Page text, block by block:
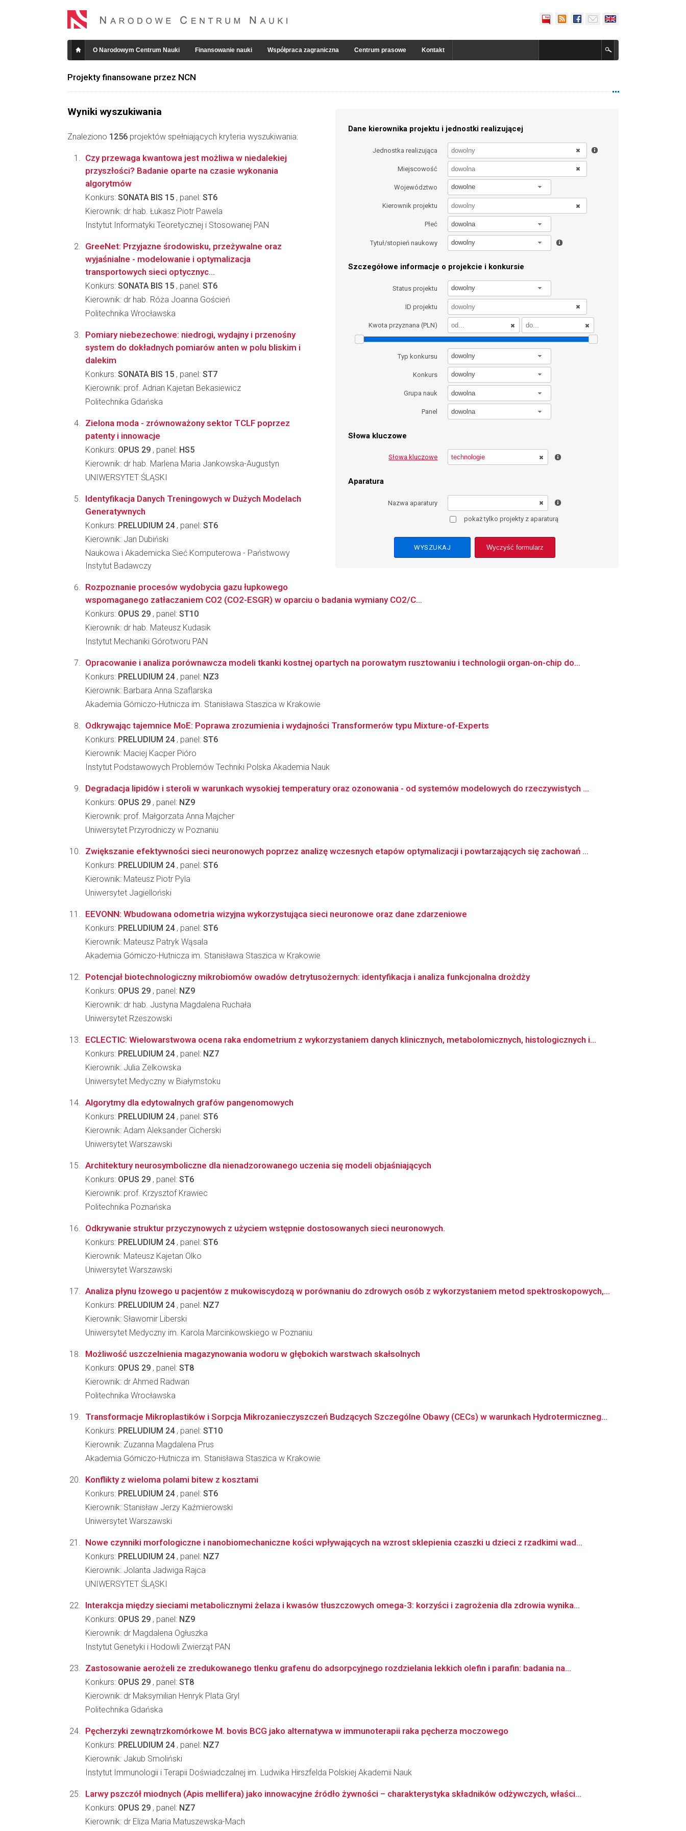
O Narodowym Centrum Nauki Finansowanie nauki Współpraca zagraniczna Centrum prasowe Kontakt
Projekty finansowane przez NCN
Wyniki wyszukiwania
Znaleziono 1256 projektów spełniających kryteria wyszukiwania:
Dane kierownika projektu i jednostki realizującej
Jednostka realizująca
Miejscowość
Województwo dowolne
Kierownik projektu
Płeć dowolna
Tytuł/stopień naukowy dowolny
Szczegółowe informacje o projekcie i konkursie
Status projektu dowolny
ID projektu
Kwota przyznana (PLN)
Typ konkursu dowolny
Konkurs dowolny
Grupa nauk dowolna
Panel dowolna
Słowa kluczowe
Słowa kluczowe
Aparatura
Nazwa aparatury
pokaż tylko projekty z aparaturą
Wyczyść formularz
Czy przewaga kwantowa jest możliwa w niedalekiej
przyszłości? Badanie oparte na czasie wykonania
algorytmów
Konkurs: SONATA BIS 15 , panel: ST6
Kierownik: dr hab. Łukasz Piotr Pawela
Instytut Informatyki Teoretycznej i Stosowanej PAN
GreeNet: Przyjazne środowisku, przeżywalne oraz
wyjaśnialne - modelowanie i optymalizacja
transportowych sieci optycznyc...
Konkurs: SONATA BIS 15 , panel: ST6
Kierownik: dr hab. Róża Joanna Goścień
Politechnika Wrocławska
Pomiary niebezechowe: niedrogi, wydajny i przenośny
system do dokładnych pomiarów anten w polu bliskim i
dalekim
Konkurs: SONATA BIS 15 , panel: ST7
Kierownik: prof. Adrian Kajetan Bekasiewicz
Politechnika Gdańska
Zielona moda - zrównoważony sektor TCLF poprzez
patenty i innowacje
Konkurs: OPUS 29 , panel: HS5
Kierownik: dr hab. Marlena Maria Jankowska-Augustyn
UNIWERSYTET ŚLĄSKI
Identyfikacja Danych Treningowych w Dużych Modelach
Generatywnych
Konkurs: PRELUDIUM 24, panel: ST6
Kierownik: Jan Dubiński
Naukowa i Akademicka Sieć Komputerowa - Państwowy
Instytut Badawczy
Rozpoznanie procesów wydobycia gazu łupkowego
wspomaganego zatłaczaniem CO2 (CO2-ESGR) w oparciu o badania wymiany CO2/C...
Konkurs: OPUS 29 , panel: ST10
Kierownik: dr hab. Mateusz Kudasik
Instytut Mechaniki Górotworu PAN
Opracowanie i analiza porównawcza modeli tkanki kostnej opartych na porowatym rusztowaniu i technologii organ-on-chip do...
Konkurs: PRELUDIUM 24, panel: NZ3
Kierownik: Barbara Anna Szaflarska
Akademia Górniczo-Hutnicza im. Stanisława Staszica w Krakowie
Odkrywając tajemnice MoE: Poprawa zrozumienia i wydajności Transformerów typu Mixture-of-Experts
Konkurs: PRELUDIUM 24, panel: ST6
Kierownik: Maciej Kacper Pióro
Instytut Podstawowych Problemów Techniki Polska Akademia Nauk
Degradacja lipidów i steroli w warunkach wysokiej temperatury oraz ozonowania - od systemów modelowych do rzeczywistych ...
Konkurs: OPUS 29 , panel: NZ9
Kierownik: prof. Małgorzata Anna Majcher
Uniwersytet Przyrodniczy w Poznaniu
Zwiększanie efektywności sieci neuronowych poprzez analizę wczesnych etapów optymalizacji i powtarzających się zachowań ...
Konkurs: PRELUDIUM 24, panel: ST6
Kierownik: Mateusz Piotr Pyla
Uniwersytet Jagielloński
EEVONN: Wbudowana odometria wizyjna wykorzystująca sieci neuronowe oraz dane zdarzeniowe
Konkurs: PRELUDIUM 24, panel: ST6
Kierownik: Mateusz Patryk Wąsala
Akademia Górniczo-Hutnicza im. Stanisława Staszica w Krakowie
Potencjał biotechnologiczny mikrobiomów owadów detrytusożernych: identyfikacja i analiza funkcjonalna drożdży
Konkurs: OPUS 29 , panel: NZ9
Kierownik: dr hab. Justyna Magdalena Ruchała
Uniwersytet Rzeszowski
ECLECTIC: Wielowarstwowa ocena raka endometrium z wykorzystaniem danych klinicznych, metabolomicznych, histologicznych i...
Konkurs: PRELUDIUM 24, panel: NZ7
Kierownik: Julia Zelkowska
Uniwersytet Medyczny w Białymstoku
Algorytmy dla edytowalnych grafów pangenomowych
Konkurs: PRELUDIUM 24, panel: ST6
Kierownik: Adam Aleksander Cicherski
Uniwersytet Warszawski
Architektury neurosymboliczne dla nienadzorowanego uczenia się modeli objaśniających
Konkurs: OPUS 29 , panel: ST6
Kierownik: prof. Krzysztof Krawiec
Politechnika Poznańska
Odkrywanie struktur przyczynowych z użyciem wstępnie dostosowanych sieci neuronowych.
Konkurs: PRELUDIUM 24, panel: ST6
Kierownik: Mateusz Kajetan Olko
Uniwersytet Warszawski
Analiza płynu łzowego u pacjentów z mukowiscydozą w porównaniu do zdrowych osób z wykorzystaniem metod spektroskopowych,...
Konkurs: PRELUDIUM 24, panel: NZ7
Kierownik: Sławomir Liberski
Uniwersytet Medyczny im. Karola Marcinkowskiego w Poznaniu
Możliwość uszczelnienia magazynowania wodoru w głębokich warstwach skałsolnych
Konkurs: OPUS 29 , panel: ST8
Kierownik: dr Ahmed Radwan
Politechnika Wrocławska
Transformacje Mikroplastików i Sorpcja Mikrozanieczyszczeń Budzących Szczególne Obawy (CECs) w warunkach Hydrotermiczneg...
Konkurs: PRELUDIUM 24, panel: ST10
Kierownik: Zuzanna Magdalena Prus
Akademia Górniczo-Hutnicza im. Stanisława Staszica w Krakowie
Konflikty z wieloma polami bitew z kosztami
Konkurs: PRELUDIUM 24, panel: ST6
Kierownik: Stanisław Jerzy Kaźmierowski
Uniwersytet Warszawski
Nowe czynniki morfologiczne i nanobiomechaniczne kości wpływających na wzrost sklepienia czaszki u dzieci z rzadkimi wad...
Konkurs: PRELUDIUM 24, panel: NZ7
Kierownik: Jolanta Jadwiga Rajca
UNIWERSYTET ŚLĄSKI
Interakcja między sieciami metabolicznymi żelaza i kwasów tłuszczowych omega-3: korzyści i zagrożenia dla zdrowia wynika...
Konkurs: OPUS 29 , panel: NZ9
Kierownik: dr Magdalena Ogłuszka
Instytut Genetyki i Hodowli Zwierząt PAN
Zastosowanie aerożeli ze zredukowanego tlenku grafenu do adsorpcyjnego rozdzielania lekkich olefin i parafin: badania na...
Konkurs: OPUS 29 , panel: ST8
Kierownik: dr Maksymilian Henryk Plata Gryl
Politechnika Gdańska
Pęcherzyki zewnątrzkomórkowe M. bovis BCG jako alternatywa w immunoterapii raka pęcherza moczowego
Konkurs: PRELUDIUM 24, panel: NZ7
Kierownik: Jakub Smoliński
Instytut Immunologii i Terapii Doświadczalnej im. Ludwika Hirszfelda Polskiej Akademii Nauk
Larwy pszczół miodnych (Apis mellifera) jako innowacyjne źródło żywności – charakterystyka składników odżywczych, właści...
Konkurs: OPUS 29 , panel: NZ7
Kierownik: dr Eliza Maria Matuszewska-Mach